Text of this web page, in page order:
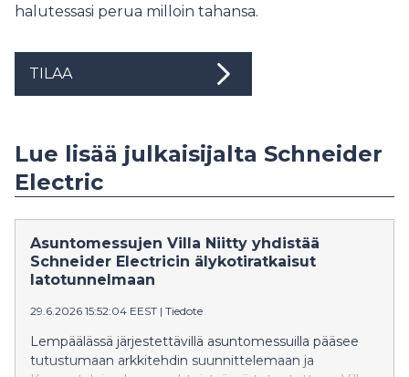
halutessasi perua milloin tahansa.
TILAA
Lue lisää julkaisijalta Schneider
Electric
Asuntomessujen Villa Niitty yhdistää
Schneider Electricin älykotiratkaisut
latotunnelmaan
29.6.2026 15:52:04 EEST | Tiedote
Lempäälässä järjestettävillä asuntomessuilla pääsee
tutustumaan arkkitehdin suunnittelemaan ja